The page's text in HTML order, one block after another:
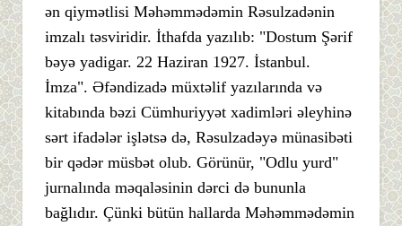
ən qiymətlisi Məhəmmədəmin Rəsulzadənin
imzalı təsviridir. İthafda yazılıb: "Dostum Şərif
bəyə yadigar. 22 Haziran 1927. İstanbul.
İmza". Əfəndizadə müxtəlif yazılarında və
kitabında bəzi Cümhuriyyət xadimləri əleyhinə
sərt ifadələr işlətsə də, Rəsulzadəyə münasibəti
bir qədər müsbət olub. Görünür, "Odlu yurd"
jurnalında məqaləsinin dərci də bununla
bağlıdır. Çünki bütün hallarda Məhəmmədəmin